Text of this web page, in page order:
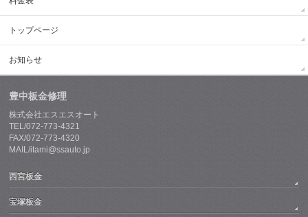
トップページ
お知らせ
豊中板金修理
株式会社エスエスオート
TEL/072-773-4321
FAX/072-773-4320
MAIL/itami@ssauto.jp
西宮板金
宝塚板金